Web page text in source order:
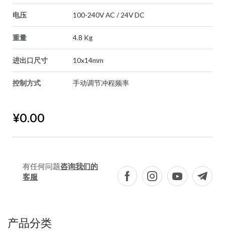
电压 100-240V AC / 24V DC
重量 4.8 Kg
进出口尺寸 10x14mm
控制方式 手动调节冲程频率
¥0.00
有任何问题咨询我们的
客服
产品分类